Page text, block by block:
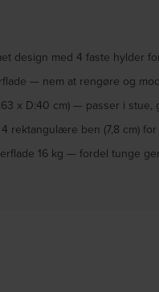
design med 4 faste hylder
— nem at rengøre og
x D:40 cm) — passer i
rektangulære ben (7,8 cm)
16 kg — fordel tunge